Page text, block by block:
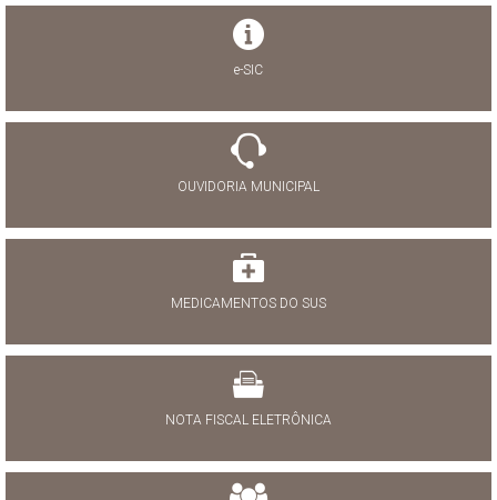
e-SIC
OUVIDORIA MUNICIPAL
MEDICAMENTOS DO SUS
NOTA FISCAL ELETRÔNICA